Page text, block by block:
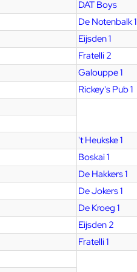
DAT Boys
De Notenbalk 1
Eijsden 1
Fratelli 2
Galouppe 1
Rickey's Pub 1
't Heukske 1
Boskai 1
De Hakkers 1
De Jokers 1
De Kroeg 1
Eijsden 2
Fratelli 1